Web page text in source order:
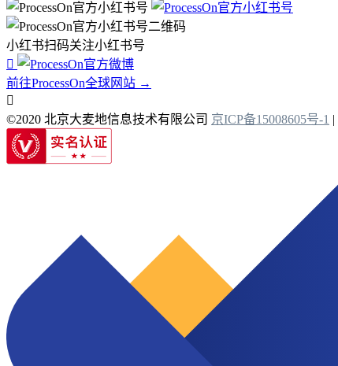
小红书扫码关注小红书号

前往ProcessOn全球网站 →

©2020 北京大麦地信息技术有限公司 京ICP备15008605号-1 |